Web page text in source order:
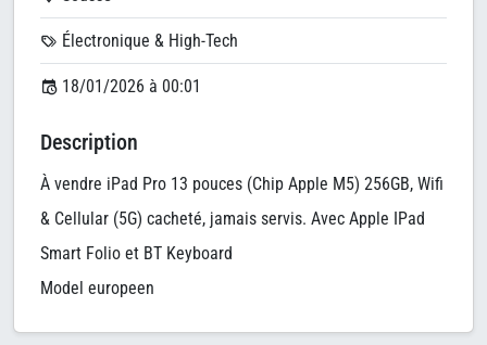
Électronique & High-Tech
18/01/2026 à 00:01
Description
À vendre iPad Pro 13 pouces (Chip Apple M5) 256GB, Wifi
& Cellular (5G) cacheté, jamais servis. Avec Apple IPad
Smart Folio et BT Keyboard
Model europeen